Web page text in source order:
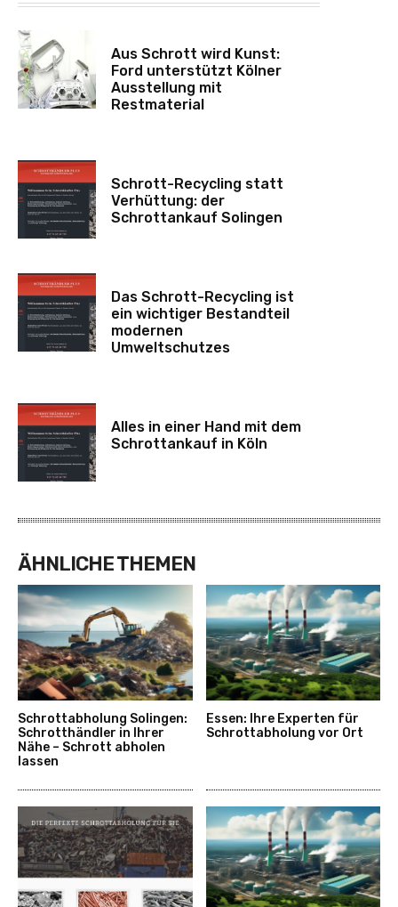
Aus Schrott wird Kunst:
Ford unterstützt Kölner
Ausstellung mit
Restmaterial
Schrott-Recycling statt
Verhüttung: der
Schrottankauf Solingen
Das Schrott-Recycling ist
ein wichtiger Bestandteil
modernen
Umweltschutzes
Alles in einer Hand mit dem
Schrottankauf in Köln
ÄHNLICHE THEMEN
Schrottabholung Solingen:
Schrotthändler in Ihrer
Nähe – Schrott abholen
lassen
Essen: Ihre Experten für
Schrottabholung vor Ort